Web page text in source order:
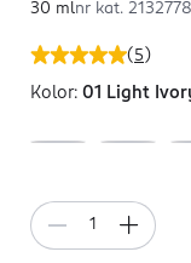
( 5 )
30 mlnr kat. 2132778
Kolor: 01 Light